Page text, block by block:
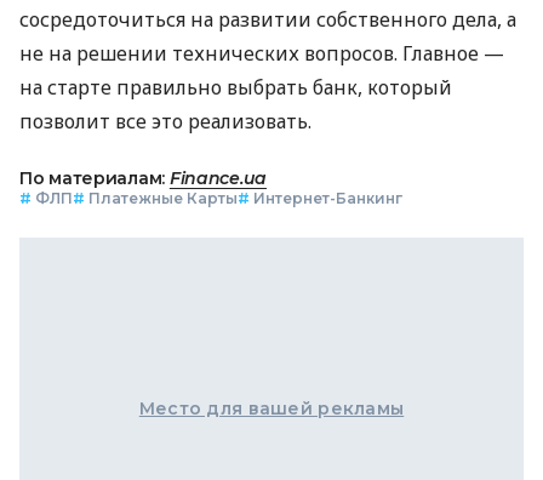
сосредоточиться на развитии собственного дела, а
не на решении технических вопросов. Главное —
на старте правильно выбрать банк, который
позволит все это реализовать.
По материалам: Finance.ua
# ФЛП# Платежные Карты# Интернет-Банкинг
Место для вашей рекламы